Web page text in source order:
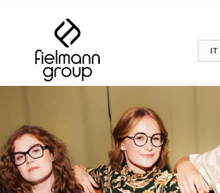
IT